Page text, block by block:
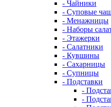
- Чайники
- Суповые
- Менажницы
- Наборы
- Этажерки
- Салатники
- Кувшины
- Сахарницы
- Супницы
- Подставки
-
-